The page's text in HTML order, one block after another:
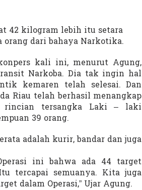
42 kilogram lebih itu setara
orang dari bahaya Narkotika.
kali ini, menurut Agung,
Narkoba. Dia tak ingin hal
kemaren telah selesai. Dan
Riau telah berhasil menangkap
rincian tersangka Laki – laki
39 orang.
adalah kurir, bandar dan juga
ini bahwa ada 44 target
tercapai semuanya. Kita juga
dalam Operasi,” Ujar Agung.